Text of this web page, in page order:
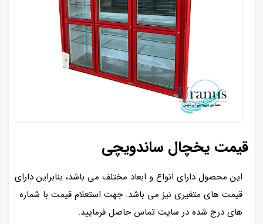
قیمت یخچال ساندویچی
این محصول دارای انواع و ابعاد مختلف می باشد، بنابراین دارای
قیمت های متغیری نیز می باشد. جهت استعلام قیمت با شماره
های درج شده در سایت تماس حاصل فرمایید.